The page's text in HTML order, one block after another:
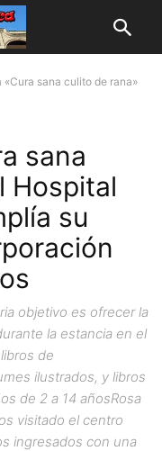
«Cura sana culito de rana»
sana
Hospital
su
objetivo es ofrecer la
la estancia en el
de
ilustrados, y libros
de 2 a 14 añosRosa
visitado el centro
ingresados con una